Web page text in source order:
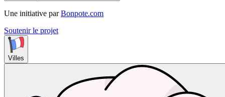
Une initiative par Bonpote.com
Soutenir le projet
Villes